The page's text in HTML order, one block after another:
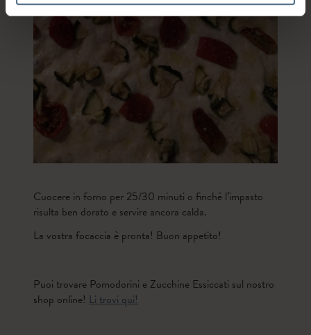
Cuocere in forno per 25/30 minuti o finché l’impasto
risulta ben dorato e servire ancora calda.
La vostra focaccia è pronta! Buon appetito!
Puoi trovare Pomodorini e Zucchine Essiccati sul nostro
shop online! Li trovi qui!